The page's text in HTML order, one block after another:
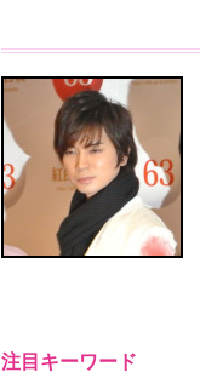
注目キーワード